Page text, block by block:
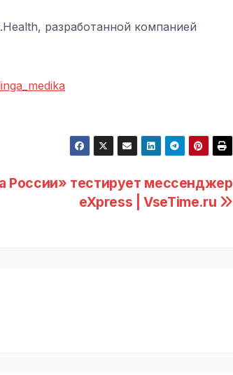
разработанной компанией
России» тестирует мессенджер
eXpress | VseTime.ru